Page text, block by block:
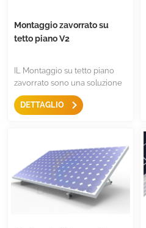
Montaggio zavorrato su
tetto piano V2
IL Montaggio su tetto piano
zavorrato sono una soluzione
semplice per montare il
pannello, con design
facilmente conservati.
DETTAGLIO